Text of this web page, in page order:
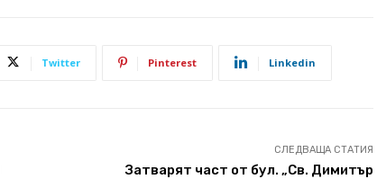
Twitter Pinterest Linkedin
СЛЕДВАЩА СТАТИЯ
Затварят част от бул. „Св. Димитър